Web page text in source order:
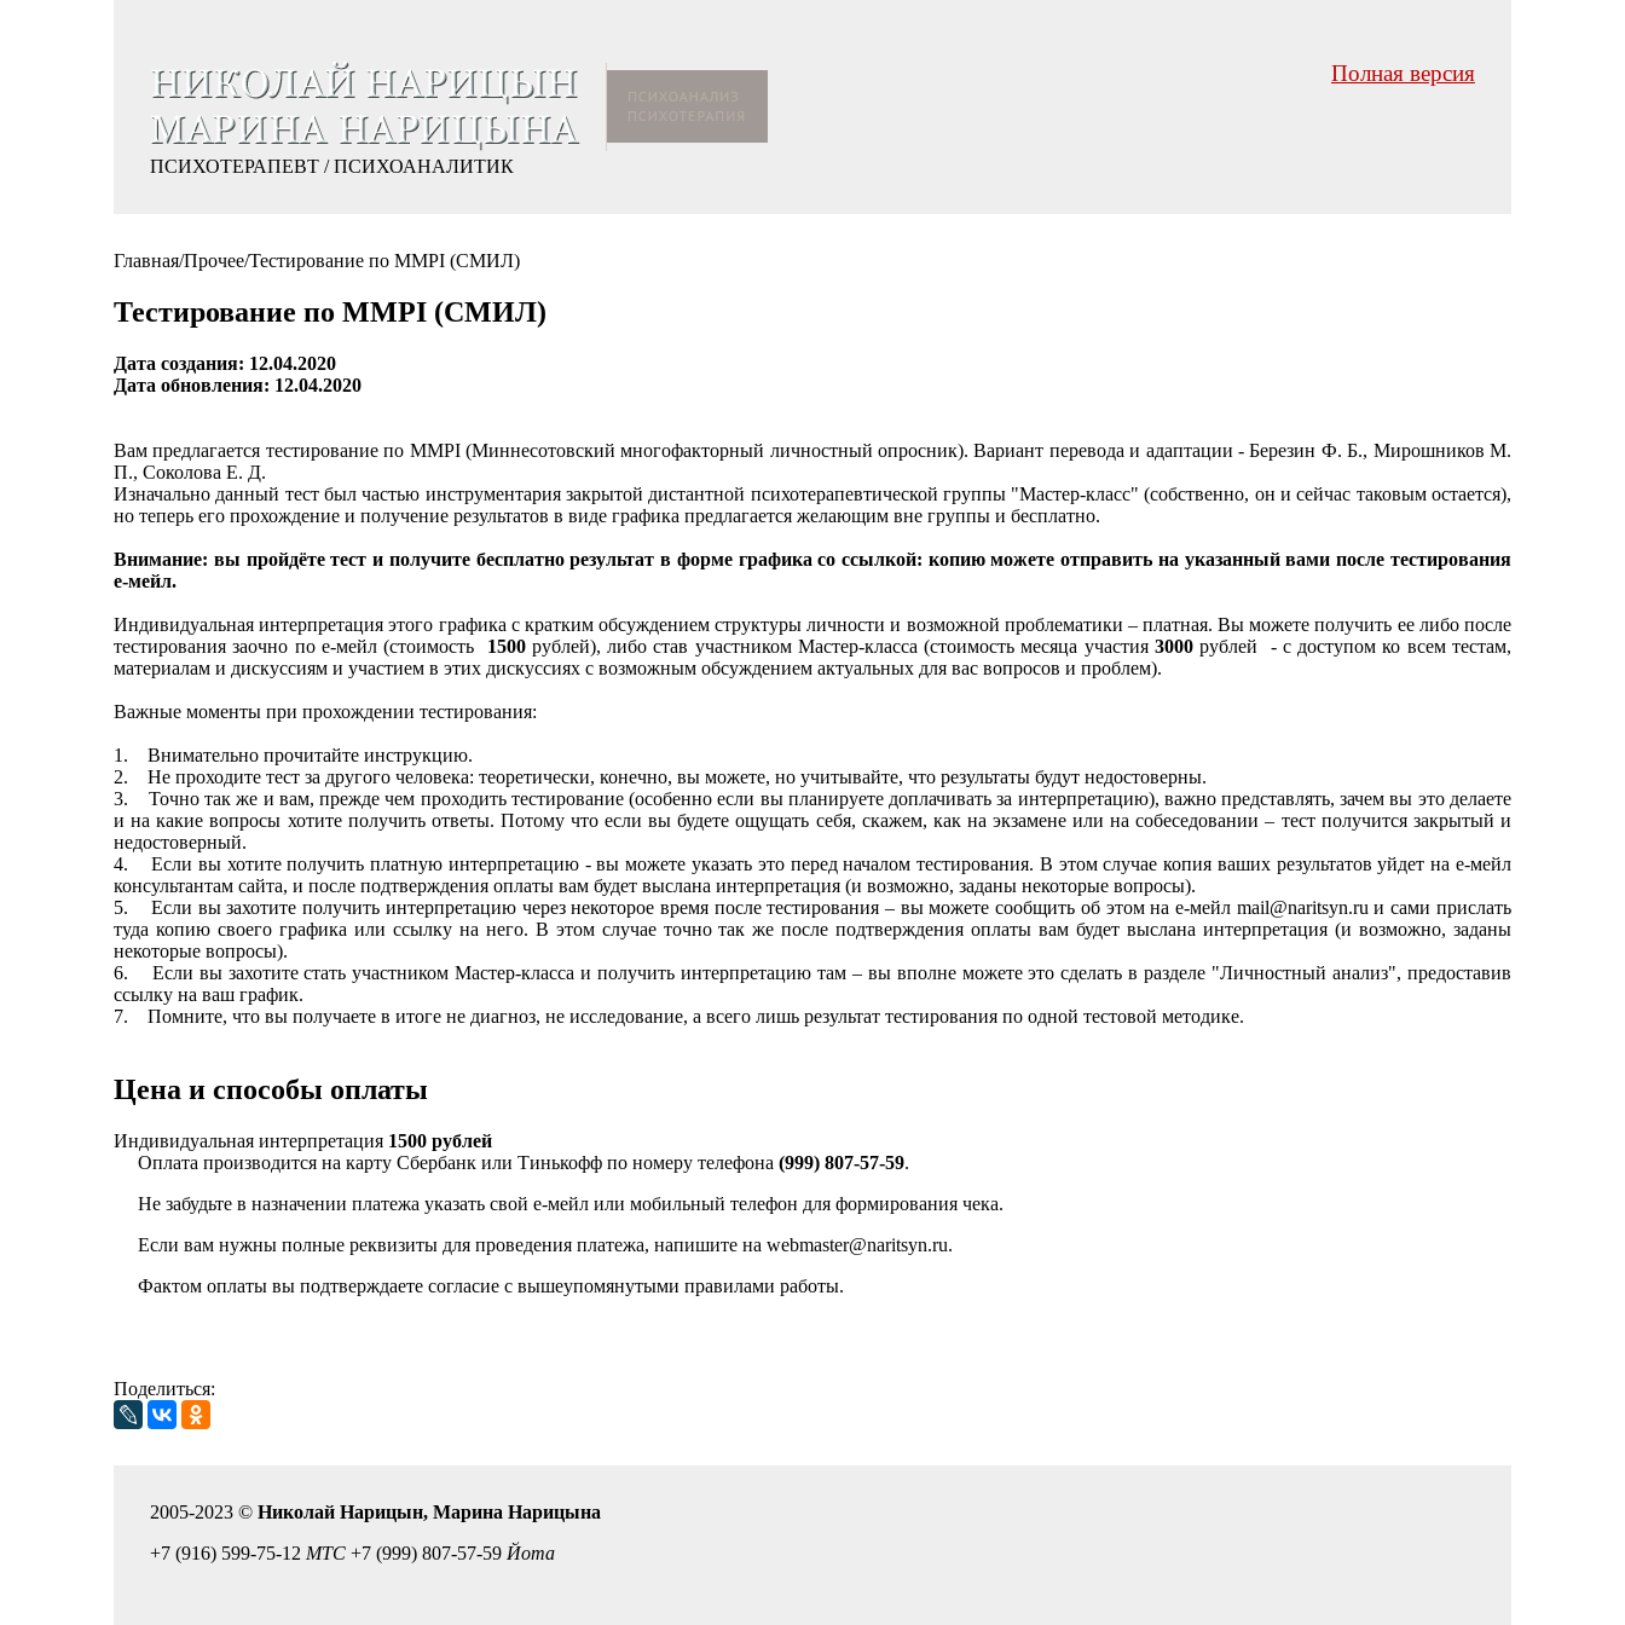
Полная версия
ПСИХОТЕРАПЕВТ / ПСИХОАНАЛИТИК
Главная/Прочее/Тестирование по MMPI (СМИЛ)
Тестирование по MMPI (СМИЛ)
Дата создания: 12.04.2020
Дата обновления: 12.04.2020
Вам предлагается тестирование по MMPI (Миннесотовский многофакторный личностный опросник). Вариант перевода и адаптации - Березин Ф. Б., Мирошников М.
П., Соколова Е. Д.
Изначально данный тест был частью инструментария закрытой дистантной психотерапевтической группы "Мастер-класс" (собственно, он и сейчас таковым остается),
но теперь его прохождение и получение результатов в виде графика предлагается желающим вне группы и бесплатно.
Внимание: вы пройдёте тест и получите бесплатно результат в форме графика со ссылкой: копию можете отправить на указанный вами после тестирования
е-мейл.
Индивидуальная интерпретация этого графика с кратким обсуждением структуры личности и возможной проблематики – платная. Вы можете получить ее либо после
тестирования заочно по е-мейл (стоимость
1500рублей), либостав участникомМастер-класса (стоимость месяца участия 3000рублей - с доступом ко всем тестам,
материалам и дискуссиям и участием в этих дискуссиях с возможным обсуждением актуальных для вас вопросов и проблем).
Важные моменты при прохождении тестирования:
1. Внимательно прочитайте инструкцию.
2. Не проходите тест за другого человека: теоретически, конечно, вы можете, но учитывайте, что результаты будут недостоверны.
3. Точно так же и вам, прежде чем проходить тестирование (особенно если вы планируете доплачивать за интерпретацию), важно представлять, зачем вы это делаете
и на какие вопросы хотите получить ответы. Потому что если вы будете ощущать себя, скажем, как на экзамене или на собеседовании – тест получится закрытый и
недостоверный.
4. Если вы хотите получить платную интерпретацию - вы можете указать это перед началом тестирования. В этом случае копия ваших результатов уйдет на е-мейл
консультантам сайта, и после подтверждения оплаты вам будет выслана интерпретация (и возможно, заданы некоторые вопросы).
5. Если вы захотите получить интерпретацию через некоторое время после тестирования – вы можете сообщить об этом на е-мейл mail@naritsyn.ru и сами прислать
туда копию своего графика или ссылку на него. В этом случае точно так же после подтверждения оплаты вам будет выслана интерпретация (и возможно, заданы
некоторые вопросы).
6. Если вы захотите стать участником Мастер-класса и получить интерпретацию там – вы вполне можете это сделать в разделе "Личностный анализ", предоставив
ссылку на ваш график.
7. Помните, что вы получаете в итоге не диагноз, не исследование, а всего лишь результат тестирования по одной тестовой методике.
Цена и способы оплаты
Индивидуальная интерпретация 1500 рублей
Оплата производится на карту Сбербанк или Тинькофф по номеру телефона(999) 807-57-59.
Не забудьте в назначении платежа указать свой е-мейл или мобильный телефон для формирования чека.
Если вам нужны полные реквизиты для проведения платежа, напишите наwebmaster@naritsyn.ru.
Фактом оплаты вы подтверждаете согласие с вышеупомянутыми правилами работы.
Поделиться:
2005-2023 ©Николай Нарицын, Марина Нарицына
+7 (916) 599-75-12 МТС +7 (999) 807-57-59 Йота